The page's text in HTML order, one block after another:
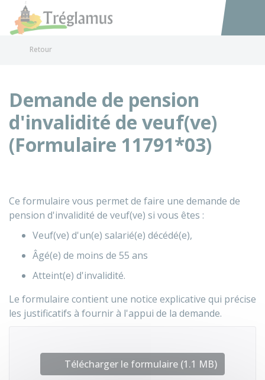
Accéder
Retour
Demande de pension
d'invalidité de veuf(ve)
(Formulaire 11791*03)
Ce formulaire vous permet de faire une demande de
pension d'invalidité de veuf(ve) si vous êtes :
Veuf(ve) d'un(e) salarié(e) décédé(e),
Âgé(e) de moins de 55 ans
Atteint(e) d'invalidité.
Le formulaire contient une notice explicative qui précise
les justificatifs à fournir à l'appui de la demande.
Télécharger le formulaire (1.1 MB)